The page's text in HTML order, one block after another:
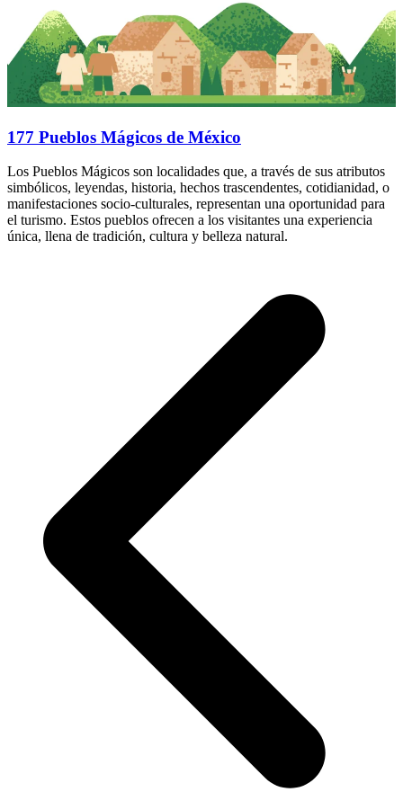
177 Pueblos Mágicos de México
Los Pueblos Mágicos son localidades que, a través de sus atributos
simbólicos, leyendas, historia, hechos trascendentes, cotidianidad, o
manifestaciones socio-culturales, representan una oportunidad para
el turismo. Estos pueblos ofrecen a los visitantes una experiencia
única, llena de tradición, cultura y belleza natural.